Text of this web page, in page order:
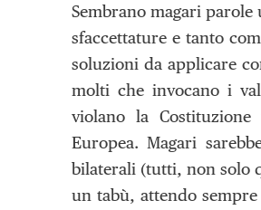
Sembrano magari
sfaccettature e tanto
soluzioni da applicare
molti che invocano i
violano la
Europea. Magari
bilaterali (tutti, non solo
un tabù, attendo